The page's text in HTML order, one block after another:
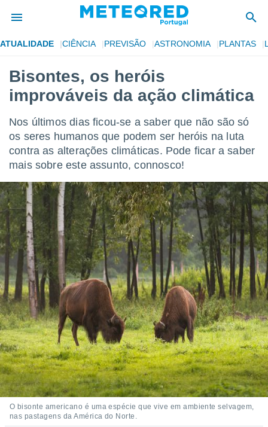
da
foi
para
fornecidas
a este
e
digital
recolhidas
ou
permite-
a nossa
de alta
botão
ACEITAR
E
CONTINUAR
CONFIGURAÇÕES
ATUALIDADE CIÊNCIA PREVISÃO ASTRONOMIA PLANTAS
Bisontes, os heróis
improváveis da ação climática
Nos últimos dias ficou-se a saber que não são só
os seres humanos que podem ser heróis na luta
contra as alterações climáticas. Pode ficar a saber
mais sobre este assunto, connosco!
O bisonte americano é uma espécie que vive em ambiente selvagem,
nas pastagens da América do Norte.